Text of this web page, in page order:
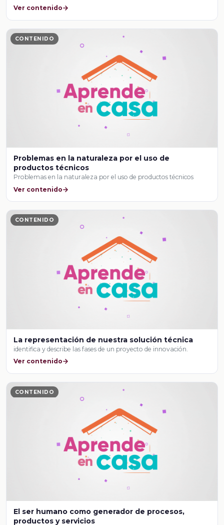
Ver contenido
CONTENIDO
Problemas en la naturaleza por el uso de
productos técnicos
Problemas en la naturaleza por el uso de productos técnicos
Ver contenido
CONTENIDO
La representación de nuestra solución técnica
identifica y describe las fases de un proyecto de innovación.
Ver contenido
CONTENIDO
El ser humano como generador de procesos,
productos y servicios